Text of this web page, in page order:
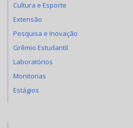
Cultura e Esporte
Extensão
Pesquisa e Inovação
Grêmio Estudantil
Laboratórios
Monitorias
Estágios